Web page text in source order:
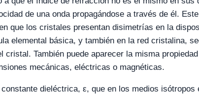
de una onda propagándose a través de él.
que los cristales presentan disimetrías en la
elemental básica, y también en la red cristalina,
cristal. También puede aparecer la misma
mecánicas, eléctricas o magnéticas.
dieléctrica, ε, que en los medios isótropos